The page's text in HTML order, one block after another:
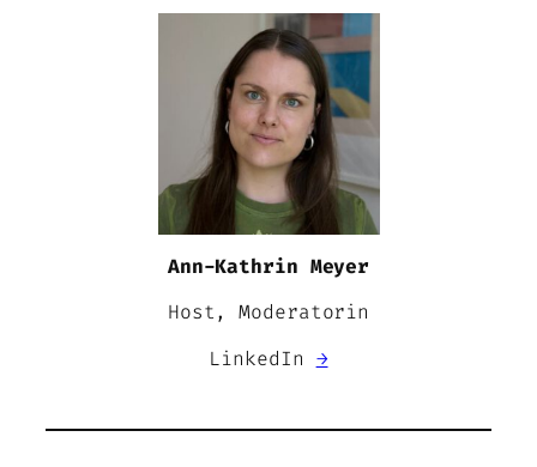
Ann-Kathrin Meyer
Host, Moderatorin
LinkedIn →